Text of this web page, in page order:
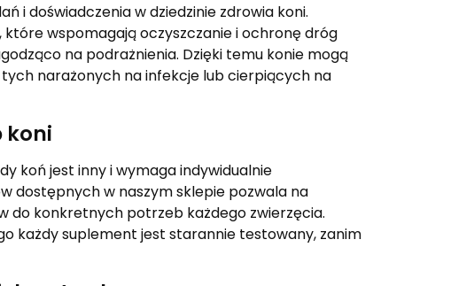
i doświadczenia w dziedzinie zdrowia koni.
które wspomagają oczyszczanie i ochronę dróg
na podrażnienia. Dzięki temu konie mogą
narażonych na infekcje lub cierpiących na
koni
koń jest inny i wymaga indywidualnie
dostępnych w naszym sklepie pozwala na
do konkretnych potrzeb każdego zwierzęcia.
każdy suplement jest starannie testowany, zanim